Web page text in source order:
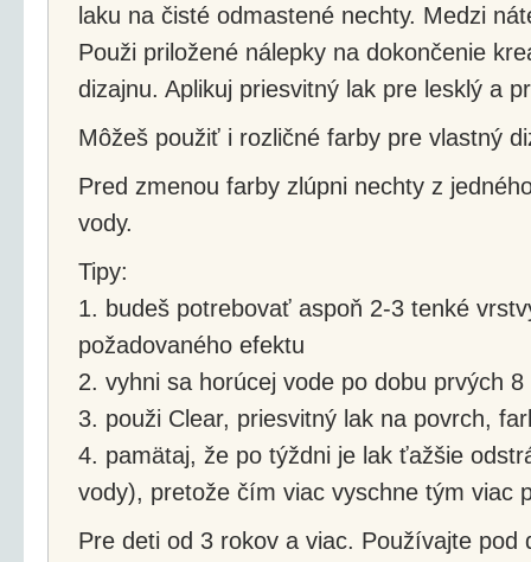
laku na čisté odmastené nechty. Medzi
Použi priložené nálepky na dokončenie
dizajnu. Aplikuj priesvitný lak pre lesklý a
Môžeš použiť i rozličné farby pre vlastný
Pred zmenou farby zlúpni nechty z
vody.
Tipy:
1. budeš potrebovať aspoň 2-3 tenké
požadovaného efektu
2. vyhni sa horúcej vode po dobu prvých
3. použi Clear, priesvitný lak na povrch,
4. pamätaj, že po týždni je lak ťažšie
vody), pretože čím viac vyschne tým viac
Pre deti od 3 rokov a viac. Používajte pod